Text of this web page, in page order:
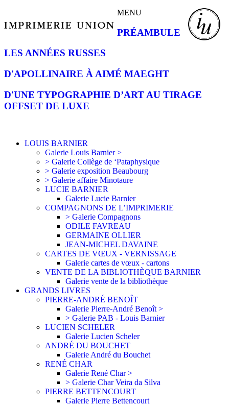
MENU
PRÉAMBULE
LES ANNÉES RUSSES
D'APOLLINAIRE À AIMÉ MAEGHT
D'UNE TYPOGRAPHIE D’ART AU TIRAGE
OFFSET DE LUXE
LOUIS BARNIER
Galerie Louis Barnier >
> Galerie Collège de ‘Pataphysique
> Galerie exposition Beaubourg
> Galerie affaire Minotaure
LUCIE BARNIER
Galerie Lucie Barnier
COMPAGNONS DE L’IMPRIMERIE
> Galerie Compagnons
ODILE FAVREAU
GERMAINE OLLIER
JEAN-MICHEL DAVAINE
CARTES DE VŒUX - VERNISSAGE
Galerie cartes de vœux - cartons
VENTE DE LA BIBLIOTHÈQUE BARNIER
Galerie vente de la bibliothèque
GRANDS LIVRES
PIERRE-ANDRÉ BENOÎT
Galerie Pierre-André Benoît >
> Galerie PAB - Louis Barnier
LUCIEN SCHELER
Galerie Lucien Scheler
ANDRÉ DU BOUCHET
Galerie André du Bouchet
RENÉ CHAR
Galerie René Char >
> Galerie Char Veira da Silva
PIERRE BETTENCOURT
Galerie Pierre Bettencourt